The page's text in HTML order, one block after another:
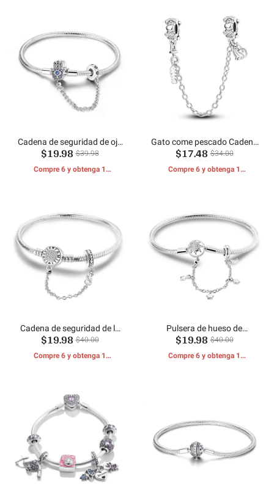
Cadena de seguridad de ojo
de palma Cadena de hueso
$19.98 $39.98
Compre 6 y obtenga 1
Gato come pescado Cadena
de seguridad
$17.48 $34.00
Compre 6 y obtenga 1
Cadena de seguridad de la
familia eterna Cadena de
hueso de serpiente
$19.98 $40.00
Compre 6 y obtenga 1
Pulsera de hueso de
serpiente con cadena de
seguridad, sol, luna y
estrellas
$19.98 $40.00
Compre 6 y obtenga 1